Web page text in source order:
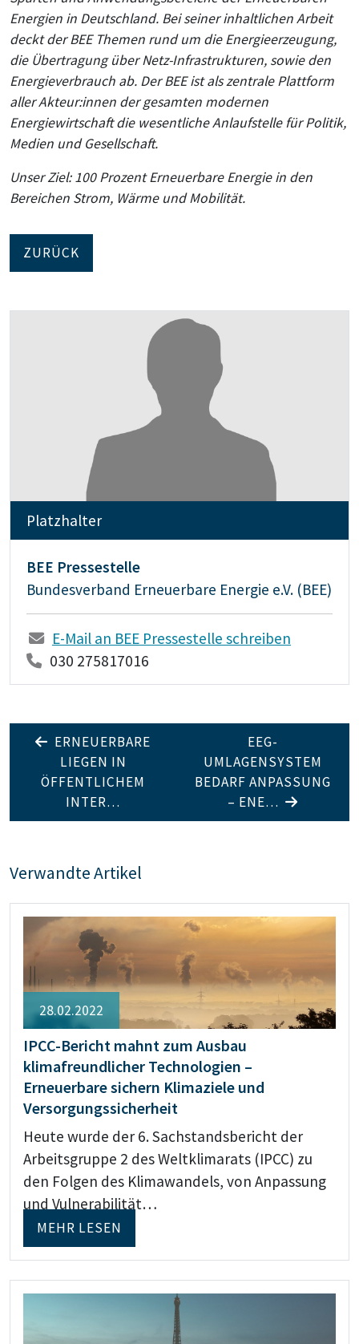
Energien in Deutschland. Bei seiner inhaltlichen Arbeit
deckt der BEE Themen rund um die Energieerzeugung,
die Übertragung über Netz-Infrastrukturen, sowie den
Energieverbrauch ab. Der BEE ist als zentrale Plattform
aller Akteur:innen der gesamten modernen
Energiewirtschaft die wesentliche Anlaufstelle für Politik,
Medien und Gesellschaft.
Unser Ziel: 100 Prozent Erneuerbare Energie in den
Bereichen Strom, Wärme und Mobilität.
ZURÜCK
Platzhalter
BEE Pressestelle
Bundesverband Erneuerbare Energie e.V. (BEE)
E-Mail an BEE Pressestelle schreiben
030 275817016
ERNEUERBARE
LIEGEN IN
ÖFFENTLICHEM
INTER…
EEG-
UMLAGENSYSTEM
BEDARF ANPASSUNG
– ENE…
Verwandte Artikel
28.02.2022
IPCC-Bericht mahnt zum Ausbau
klimafreundlicher Technologien –
Erneuerbare sichern Klimaziele und
Versorgungssicherheit
Heute wurde der 6. Sachstandsbericht der
Arbeitsgruppe 2 des Weltklimarats (IPCC) zu
den Folgen des Klimawandels, von Anpassung
und Vulnerabilität…
MEHR LESEN